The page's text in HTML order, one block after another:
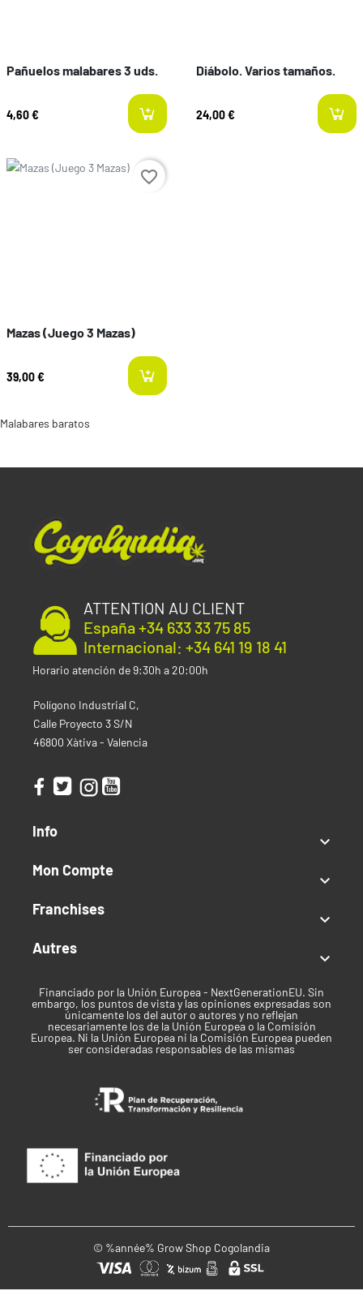
Pañuelos malabares 3 uds.
4,60 €
Diábolo. Varios tamaños.
24,00 €
Prix
Mazas (Juego 3 Mazas)
39,00 €
favorite_border
Malabares baratos
ATTENTION AU CLIENT
España +34 633 33 75 85
Internacional: +34 641 19 18 41
Horario atención de 9:30h a 20:00h
Polígono Industrial C,
Calle Proyecto 3 S/N
46800 Xàtiva - Valencia
Info

Mon Compte

Franchises

Autres

Financiado por la Unión Europea - NextGenerationEU. Sin
embargo, los puntos de vista y las opiniones expresadas son
únicamente los del autor o autores y no reflejan
necesariamente los de la Unión Europea o la Comisión
Europea. Ni la Unión Europea ni la Comisión Europea pueden
ser consideradas responsables de las mismas
© %année% Grow Shop Cogolandia